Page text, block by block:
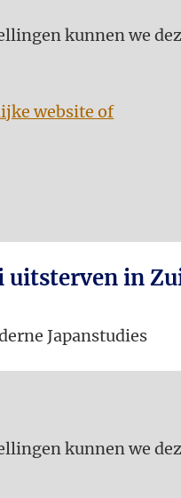
kunnen we
website of
uitsterven in
Japanstudies
kunnen we